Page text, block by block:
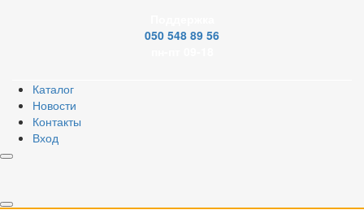
050 548 89 56
Каталог
Новости
Контакты
Вход
РРЦ 282,24 грн
Купить
Объем: